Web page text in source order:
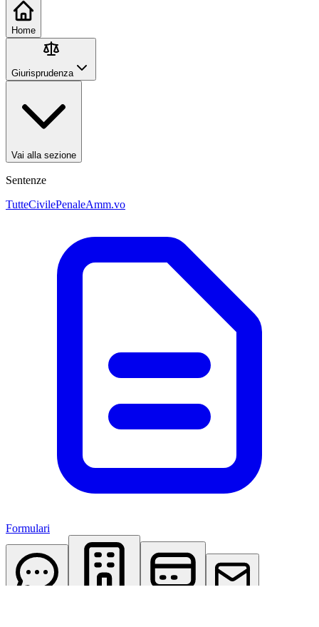
Home
Giurisprudenza
Vai alla sezione
Sentenze
TutteCivilePenaleAmm.vo
Formulari